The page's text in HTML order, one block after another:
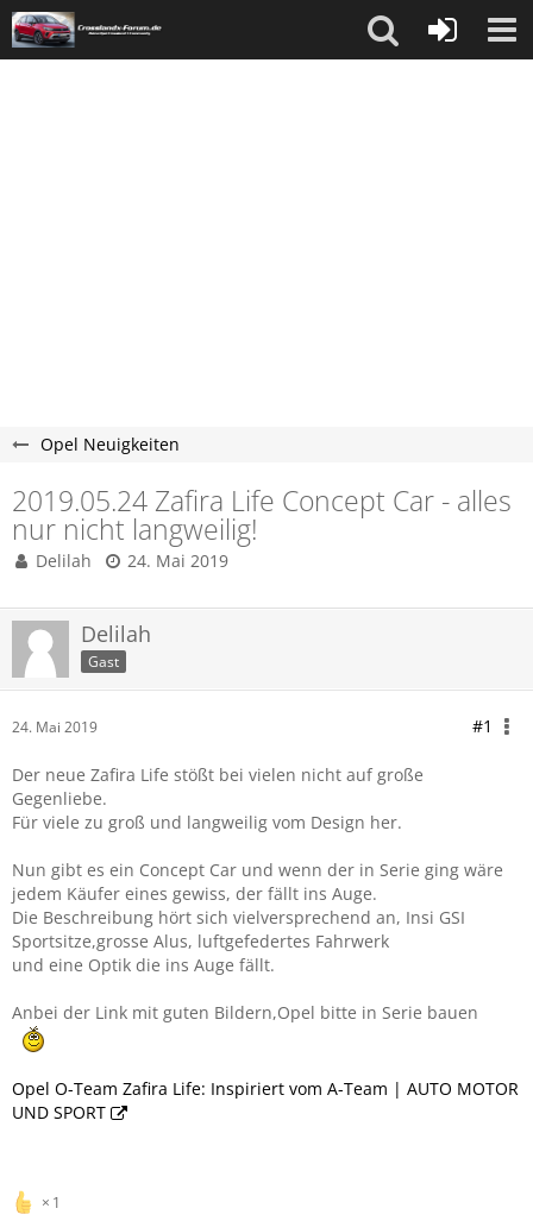
Opel Neuigkeiten
2019.05.24 Zafira Life Concept Car - alles
nur nicht langweilig!
Delilah 24. Mai 2019
Delilah
Gast
24. Mai 2019 #1
Der neue Zafira Life stößt bei vielen nicht auf große
Gegenliebe.
Für viele zu groß und langweilig vom Design her.
Nun gibt es ein Concept Car und wenn der in Serie ging wäre
jedem Käufer eines gewiss, der fällt ins Auge.
Die Beschreibung hört sich vielversprechend an, Insi GSI
Sportsitze,grosse Alus, luftgefedertes Fahrwerk
und eine Optik die ins Auge fällt.
Anbei der Link mit guten Bildern,Opel bitte in Serie bauen
Opel O-Team Zafira Life: Inspiriert vom A-Team | AUTO MOTOR
UND SPORT
1